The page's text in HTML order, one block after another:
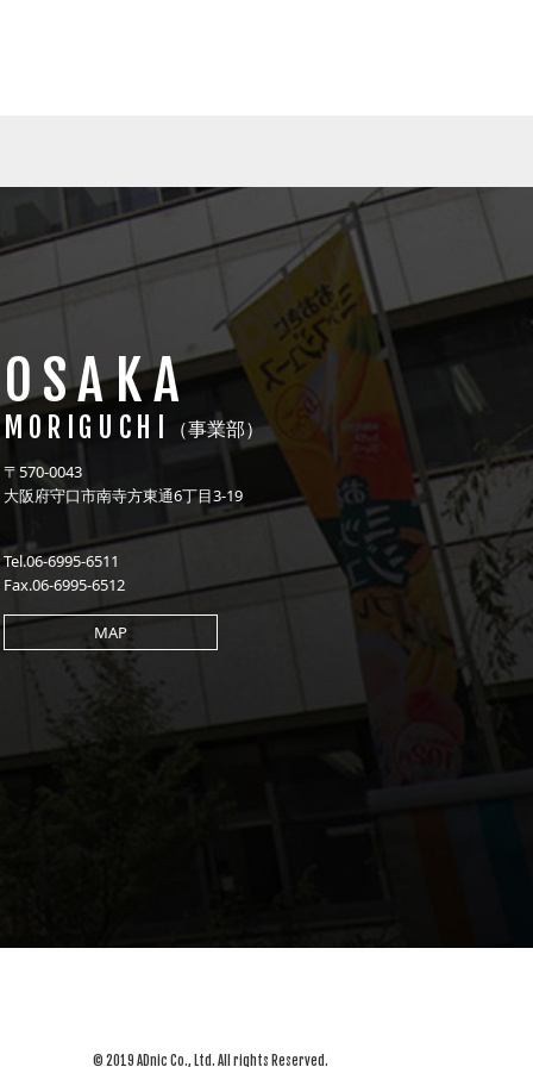
OSAKA
MORIGUCHI （事業部）
〒570-0043
大阪府守口市南寺方東通6丁目3-19
Tel.06-6995-6511
Fax.06-6995-6512
MAP
© 2019 ADnic Co., Ltd. All rights Reserved.